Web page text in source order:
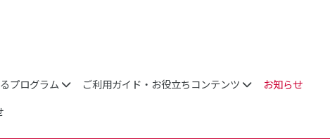
プログラム ご利用ガイド・お役立ちコンテンツ
お知らせ